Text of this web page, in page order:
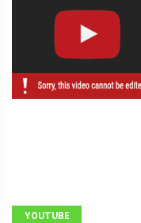
YOUTUBE